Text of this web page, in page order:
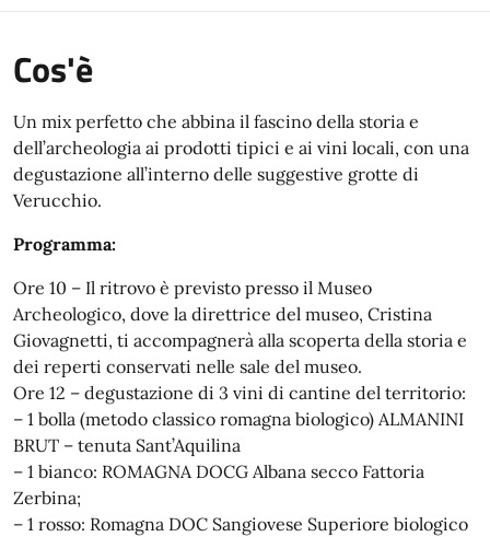
Cos'è
Un mix perfetto che abbina il fascino della storia e
dell’archeologia ai prodotti tipici e ai vini locali, con una
degustazione all’interno delle suggestive grotte di
Verucchio.
Programma:
Ore 10 – Il ritrovo è previsto presso il Museo
Archeologico, dove la direttrice del museo, Cristina
Giovagnetti, ti accompagnerà alla scoperta della storia e
dei reperti conservati nelle sale del museo.
Ore 12 – degustazione di 3 vini di cantine del territorio:
– 1 bolla (metodo classico romagna biologico) ALMANINI
BRUT – tenuta Sant’Aquilina
– 1 bianco: ROMAGNA DOCG Albana secco Fattoria
Zerbina;
– 1 rosso: Romagna DOC Sangiovese Superiore biologico